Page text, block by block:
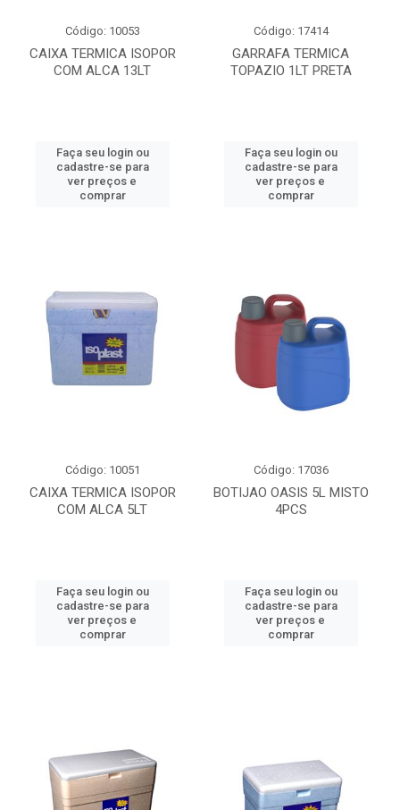
CAIXA TERMICA ISOPOR
COM ALCA 13LT
Código: 10053
Faça seu login ou
cadastre-se para
ver preços e
comprar
GARRAFA TERMICA
TOPAZIO 1LT PRETA
Código: 17414
Faça seu login ou
cadastre-se para
ver preços e
comprar
CAIXA TERMICA ISOPOR
COM ALCA 5LT
Código: 10051
Faça seu login ou
cadastre-se para
ver preços e
comprar
BOTIJAO OASIS 5L MISTO
4PCS
Código: 17036
Faça seu login ou
cadastre-se para
ver preços e
comprar